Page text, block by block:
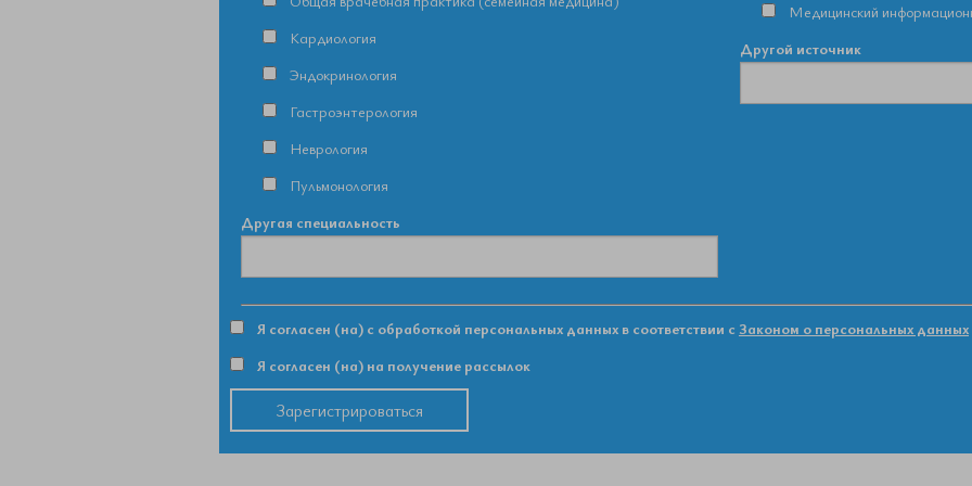
Кардиология
Эндокринология
Гастроэнтерология
Неврология
Пульмонология
Другая специальность
Медицинский
Другой источник
Я согласен (на) с обработкой персональных данных в соответствии с Законом о персональных данных
Я согласен (на) на получение рассылок
Зарегистрироваться